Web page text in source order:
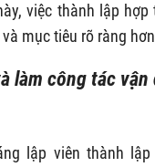
việc thành lập
mục tiêu rõ ràng
làm công tác
lập viên thành